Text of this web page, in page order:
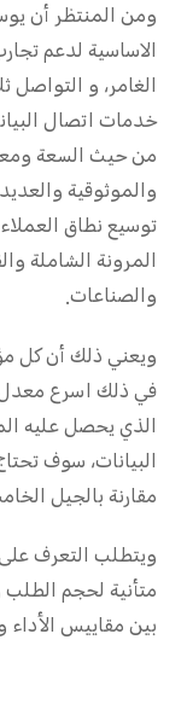
ومن المنتظر أن
الاساسية لدعم
الغامر، و
خدمات اتصال
من حيث السعة
والموثوقية
توسيع نطاق
المرونة الشاملة
والصناعات.
ويعني ذلك أن كل
في ذلك اسرع معدل
الذي يحصل عليه
البيانات، سوف
مقارنة بالجيل
ويتطلب التعرف
متأنية لحجم الطلب
بين مقاييس